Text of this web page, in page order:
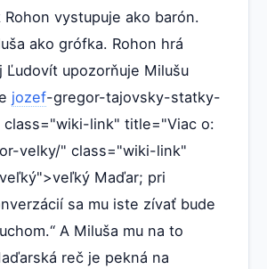
vystupuje ako barón.
ako grófka. Rohon hrá
Ľudovít upozorňuje Milušu
jozef-gregor-tajovsky-statky-
link" title="Viac o:
velky/" class="wiki-link"
Maďar; pri
sa mu iste zívať bude
A Miluša mu na to
reč je pekná na